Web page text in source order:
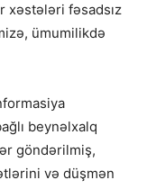
xəstələri fəsadsız
ümumilikdə
beynəlxalq
göndərilmiş,
və düşmən